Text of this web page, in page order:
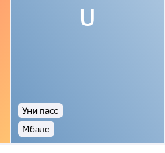
U
Уни пасс
Мбале